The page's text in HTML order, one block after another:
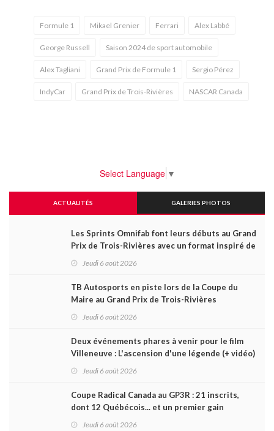
Formule 1 Mikael Grenier Ferrari Alex Labbé
George Russell Saison 2024 de sport automobile
Alex Tagliani Grand Prix de Formule 1 Sergio Pérez
IndyCar Grand Prix de Trois-Rivières NASCAR Canada
Select Language ▼
ACTUALITÉS GALERIES PHOTOS
Les Sprints Omnifab font leurs débuts au Grand
Prix de Trois-Rivières avec un format inspiré de
Jeudi 6 août 2026
TB Autosports en piste lors de la Coupe du
Maire au Grand Prix de Trois-Rivières
Jeudi 6 août 2026
Deux événements phares à venir pour le film
Villeneuve : L'ascension d'une légende (+ vidéo)
Jeudi 6 août 2026
Coupe Radical Canada au GP3R : 21 inscrits,
dont 12 Québécois... et un premier gain
Jeudi 6 août 2026